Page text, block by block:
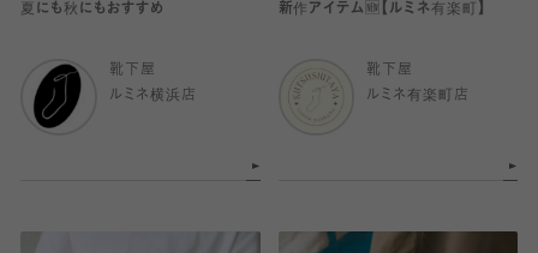
夏にも秋にもおすすめ
靴下屋
ルミネ横浜店
新作アイテム🆕【ルミネ有楽町】
靴下屋
ルミネ有楽町店